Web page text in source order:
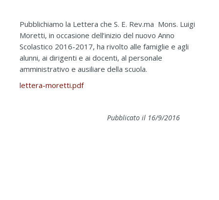
Pubblichiamo la Lettera che S. E. Rev.ma Mons. Luigi
Moretti, in occasione dell’inizio del nuovo Anno
Scolastico 2016-2017, ha rivolto alle famiglie e agli
alunni, ai dirigenti e ai docenti, al personale
amministrativo e ausiliare della scuola.
lettera-moretti.pdf
Pubblicato il 16/9/2016